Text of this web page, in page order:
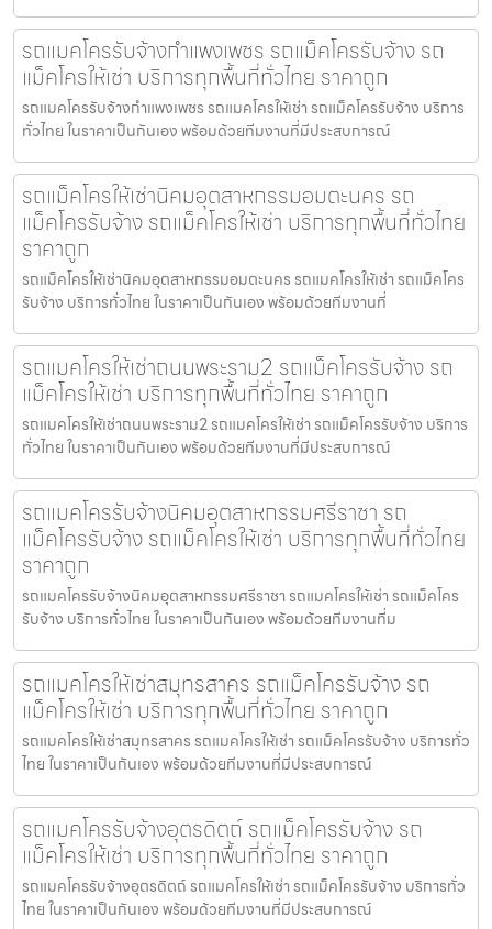
รถแมคโครรับจ้างกำแพงเพชร รถแม็คโครรับจ้าง รถ
แม็คโครให้เช่า บริการทุกพื้นที่ทั่วไทย ราคาถูก
รถแมคโครรับจ้างกำแพงเพชร รถแมคโครให้เช่า รถแม็คโครรับจ้าง บริการ
ทั่วไทย ในราคาเป็นกันเอง พร้อมด้วยทีมงานที่มีประสบการณ์
รถแม็คโครให้เช่านิคมอุตสาหกรรมอมตะนคร รถ
แม็คโครรับจ้าง รถแม็คโครให้เช่า บริการทุกพื้นที่ทั่วไทย
ราคาถูก
รถแม็คโครให้เช่านิคมอุตสาหกรรมอมตะนคร รถแมคโครให้เช่า รถแม็คโคร
รับจ้าง บริการทั่วไทย ในราคาเป็นกันเอง พร้อมด้วยทีมงานที่
รถแมคโครให้เช่าถนนพระราม2 รถแม็คโครรับจ้าง รถ
แม็คโครให้เช่า บริการทุกพื้นที่ทั่วไทย ราคาถูก
รถแมคโครให้เช่าถนนพระราม2 รถแมคโครให้เช่า รถแม็คโครรับจ้าง บริการ
ทั่วไทย ในราคาเป็นกันเอง พร้อมด้วยทีมงานที่มีประสบการณ์
รถแมคโครรับจ้างนิคมอุตสาหกรรมศรีราชา รถ
แม็คโครรับจ้าง รถแม็คโครให้เช่า บริการทุกพื้นที่ทั่วไทย
ราคาถูก
รถแมคโครรับจ้างนิคมอุตสาหกรรมศรีราชา รถแมคโครให้เช่า รถแม็คโคร
รับจ้าง บริการทั่วไทย ในราคาเป็นกันเอง พร้อมด้วยทีมงานที่ม
รถแมคโครให้เช่าสมุทรสาคร รถแม็คโครรับจ้าง รถ
แม็คโครให้เช่า บริการทุกพื้นที่ทั่วไทย ราคาถูก
รถแมคโครให้เช่าสมุทรสาคร รถแมคโครให้เช่า รถแม็คโครรับจ้าง บริการทั่ว
ไทย ในราคาเป็นกันเอง พร้อมด้วยทีมงานที่มีประสบการณ์
รถแมคโครรับจ้างอุตรดิตถ์ รถแม็คโครรับจ้าง รถ
แม็คโครให้เช่า บริการทุกพื้นที่ทั่วไทย ราคาถูก
รถแมคโครรับจ้างอุตรดิตถ์ รถแมคโครให้เช่า รถแม็คโครรับจ้าง บริการทั่ว
ไทย ในราคาเป็นกันเอง พร้อมด้วยทีมงานที่มีประสบการณ์